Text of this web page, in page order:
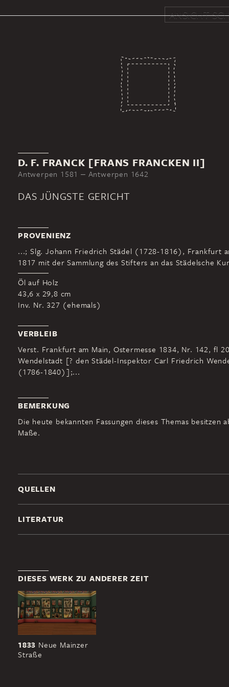
ANSICHT
D. F. FRANCK [FRANS FRANCKEN II]
Antwerpen 1581 ‒ Antwerpen 1642
DAS JÜNGSTE GERICHT
PROVENIENZ
...; Slg. Johann Friedrich Städel (1728-1816), Frankfurt
1817 mit der Sammlung des Stifters an das Städelsche
Öl auf Holz
43,6 x 29,8 cm
Inv. Nr. 327 (ehemals)
VERBLEIB
Verst. Frankfurt am Main, Ostermesse 1834, Nr. 142, fl
Wendelstadt [? den Städel-Inspektor Carl Friedrich
(1786-1840)];...
BEMERKUNG
Die heute bekannten Fassungen dieses Themas besitzen
Maße.
QUELLEN
LITERATUR
DIESES WERK ZU ANDERER ZEIT
1833 Neue Mainzer
Straße